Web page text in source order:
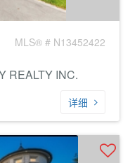
MLS® # N13452422
REALTY INC.
详细